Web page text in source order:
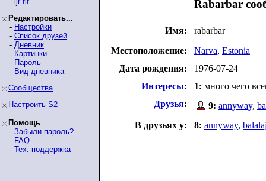
Редактировать...
- Настройки
- Список друзей
- Дневник
- Картинки
- Пароль
- Вид дневника
Сообщества
Настроить S2
Помощь
- Забыли пароль?
- FAQ
- Тех. поддержка
Rabarbar
Имя:
rabarbar
Местоположение:
Narva, Estonia
Дата рождения:
1976-07-24
Интересы: 1: много чего
Друзья: 9: annyway,
В друзьях у:
8: annyway,